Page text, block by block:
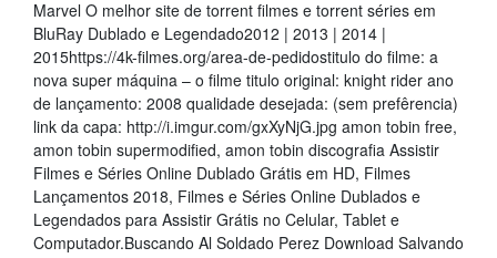
Marvel O melhor site de torrent filmes e torrent séries em
BluRay Dublado e Legendado2012 | 2013 | 2014 |
2015https://4k-filmes.org/area-de-pedidostitulo do filme: a
nova super máquina – o filme titulo original: knight rider ano
de lançamento: 2008 qualidade desejada: (sem prefêrencia)
link da capa: http://i.imgur.com/gxXyNjG.jpg amon tobin free,
amon tobin supermodified, amon tobin discografia Assistir
Filmes e Séries Online Dublado Grátis em HD, Filmes
Lançamentos 2018, Filmes e Séries Online Dublados e
Legendados para Assistir Grátis no Celular, Tablet e
Computador.Buscando Al Soldado Perez Download Salvando